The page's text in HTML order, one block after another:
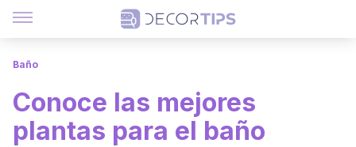
Baño
Conoce las mejores
plantas para el baño